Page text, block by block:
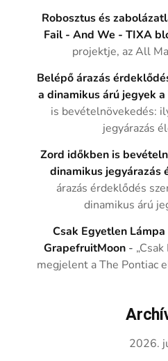
Robosztus és
Fail - And We - TIXA
projektje, az All
Belépő árazás
a dinamikus árú jegyek
is bevételnövekedés:
jegyárazás
Zord időkben is
dinamikus jegyárazás
árazás érdeklődés
dinamikus árú
Csak Egyetlen
GrapefruitMoon -
megjelent a The Pontiac
2026.